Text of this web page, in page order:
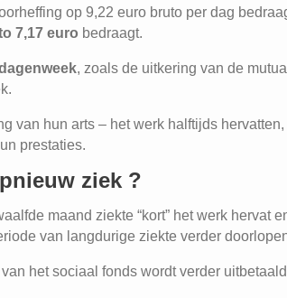
op 9,22 euro bruto per dag
7,17 euro bedraagt.
, zoals de uitkering van de
van hun arts – het werk halftijds
prestaties.
ziek ?
maand ziekte “kort” het werk hervat
van langdurige ziekte verder
het sociaal fonds wordt verder